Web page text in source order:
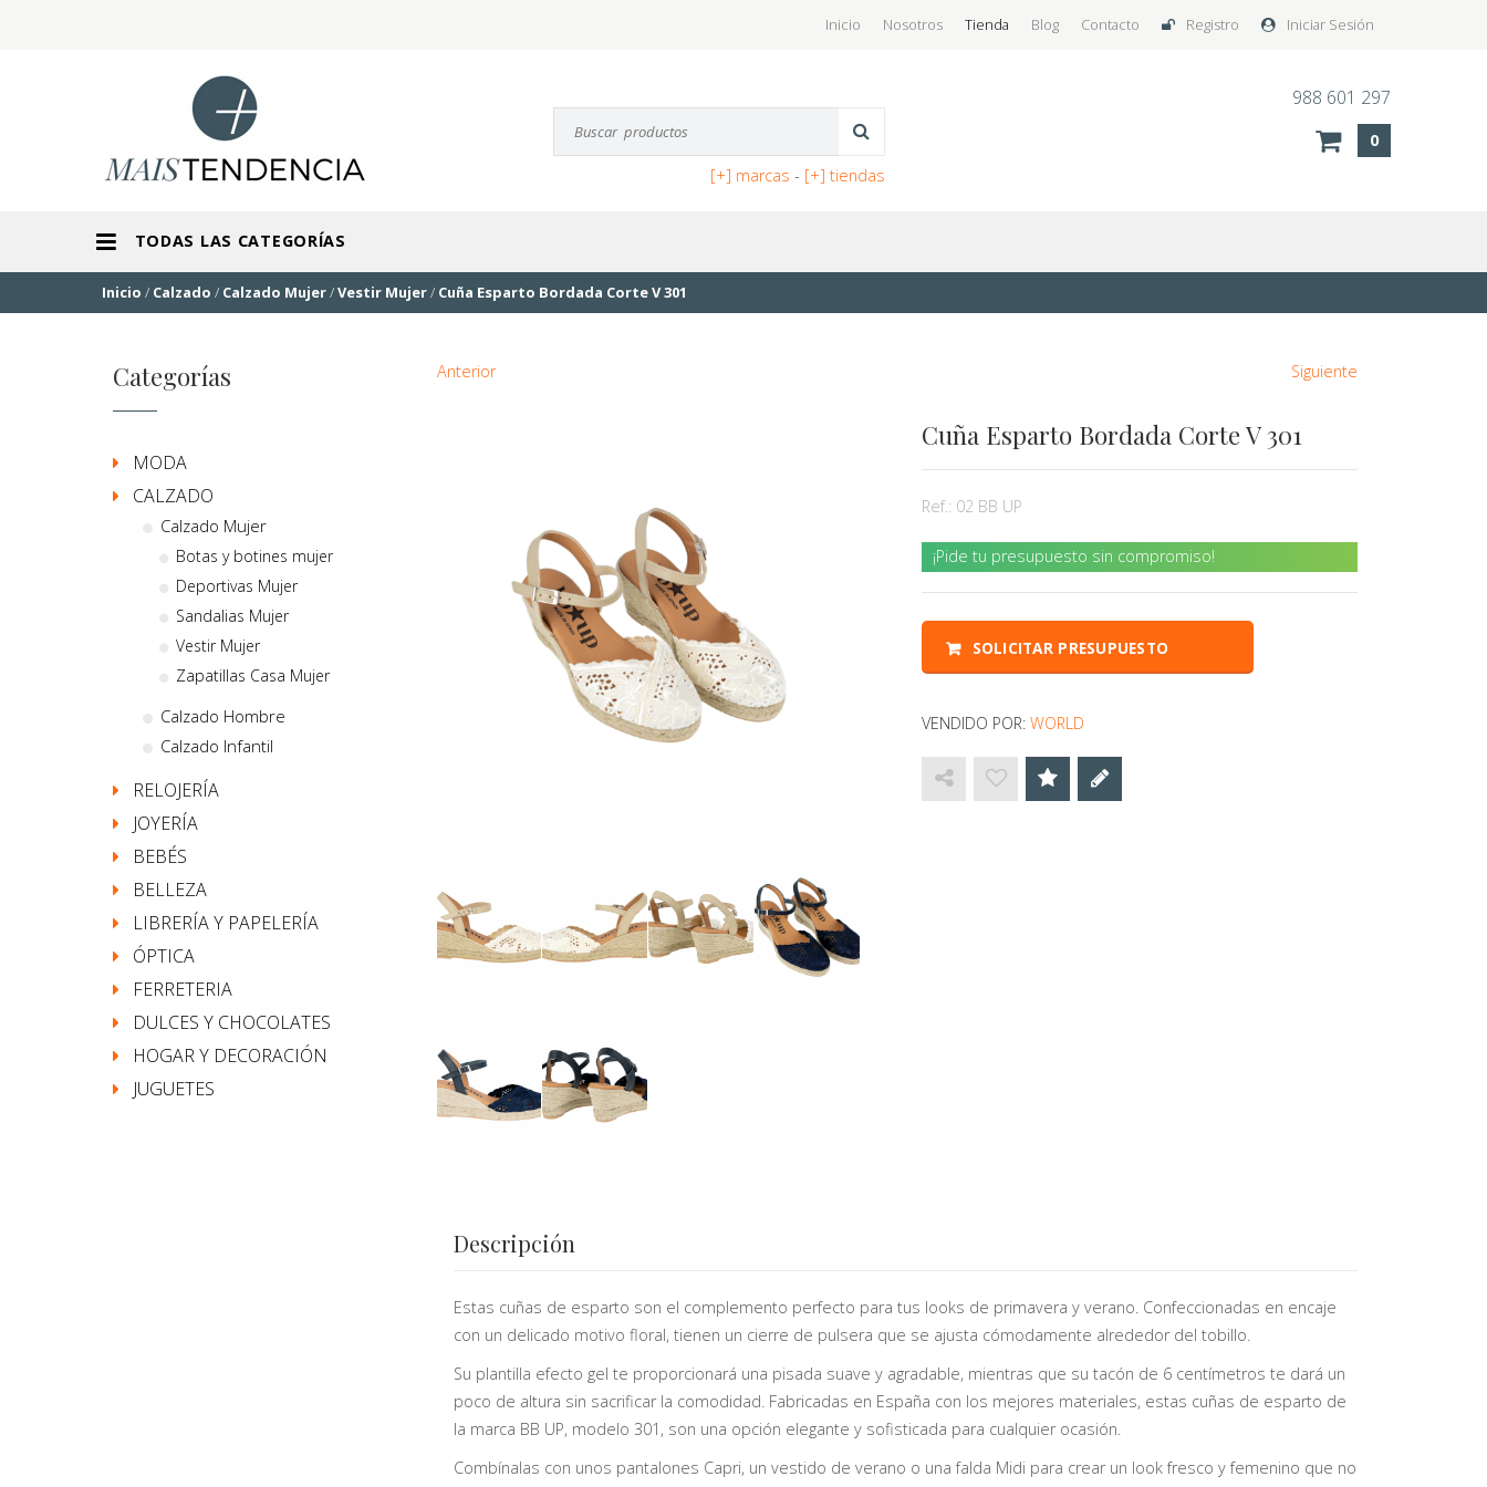
Iniciar Sesión
Registro
Inicio Nosotros Tienda Blog Contacto
988 601 297
0
[+] marcas - [+] tiendas
TODAS LAS CATEGORÍAS
Inicio / Calzado / Calzado Mujer/Vestir Mujer/ Cuña Esparto Bordada Corte V 301
Anterior Siguiente
Cuña Esparto Bordada Corte V 301
Ref.: 02 BB UP
¡Pide tu presupuesto sin compromiso!
SOLICITAR PRESUPUESTO
VENDIDO POR:WORLD
Descripción
Estas cuñas de esparto son el complemento perfecto para tus looks de primavera y verano. Confeccionadas en encaje
con un delicado motivo floral, tienen un cierre de pulsera que se ajusta cómodamente alrededor del tobillo.
Su plantilla efecto gel te proporcionará una pisada suave y agradable, mientras que su tacón de 6 centímetros te dará un
poco de altura sin sacrificar la comodidad. Fabricadas en España con los mejores materiales, estas cuñas de esparto de
la marca BB UP, modelo 301, son una opción elegante y sofisticada para cualquier ocasión.
Combínalas con unos pantalones Capri, un vestido de verano o una falda Midi para crear un look fresco y femenino que no
Categorías
MODA
CALZADO
Calzado Mujer
Botas y botines mujer
Deportivas Mujer
Sandalias Mujer
Vestir Mujer
Zapatillas Casa Mujer
Calzado Hombre
Calzado Infantil
RELOJERÍA
JOYERÍA
BEBÉS
BELLEZA
LIBRERÍA Y PAPELERÍA
ÓPTICA
FERRETERIA
DULCES Y CHOCOLATES
HOGAR Y DECORACIÓN
JUGUETES